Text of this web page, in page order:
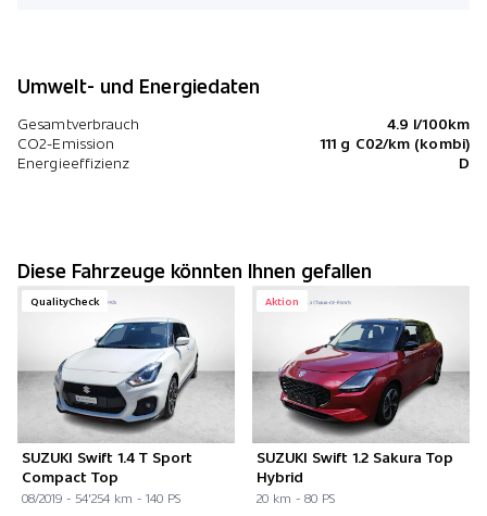
Umwelt- und Energiedaten
Gesamtverbrauch
4.9 l/100km
CO2-Emission
111 g C02/km (kombi)
Energieeffizienz
D
Diese Fahrzeuge könnten Ihnen gefallen
QualityCheck
SUZUKI Swift 1.4 T Sport
Compact Top
08/2019 - 54'254 km - 140 PS
Aktion
SUZUKI Swift 1.2 Sakura Top
Hybrid
20 km - 80 PS